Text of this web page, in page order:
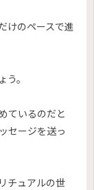
けのペースで進
。
ているのだと
セージを送っ
チュアルの世